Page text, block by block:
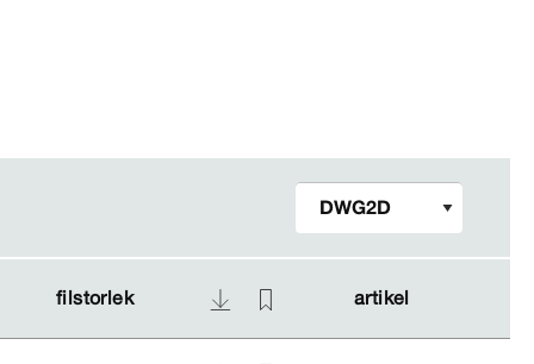
filstorlek artikel
filstorlek artikel